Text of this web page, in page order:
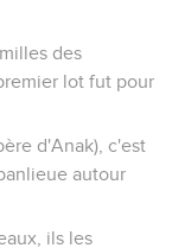
des
lot fut pour
d'Anak), c'est
autour
ils les